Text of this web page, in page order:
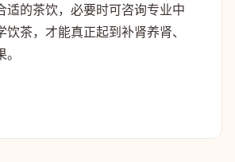
适的茶饮，必要时可咨询专业中
饮茶，才能真正起到补肾养肾、